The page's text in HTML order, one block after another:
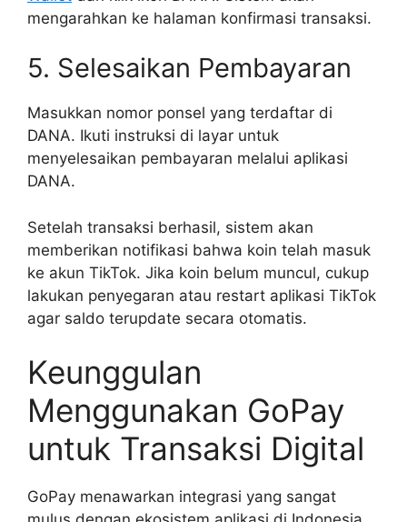
mengarahkan ke halaman konfirmasi transaksi.
5. Selesaikan Pembayaran
Masukkan nomor ponsel yang terdaftar di
DANA. Ikuti instruksi di layar untuk
menyelesaikan pembayaran melalui aplikasi
DANA.
Setelah transaksi berhasil, sistem akan
memberikan notifikasi bahwa koin telah masuk
ke akun TikTok. Jika koin belum muncul, cukup
lakukan penyegaran atau restart aplikasi TikTok
agar saldo terupdate secara otomatis.
Keunggulan
Menggunakan GoPay
untuk Transaksi Digital
GoPay menawarkan integrasi yang sangat